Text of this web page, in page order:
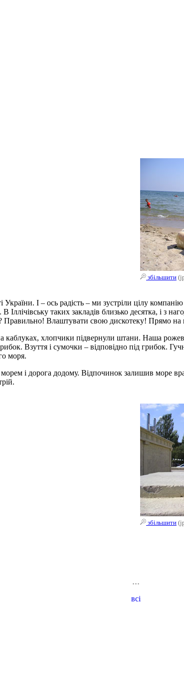
збільшити
І – ось радість – ми зустріли цілу
Іллічівську таких закладів близько десятка, і з
Правильно! Влаштувати свою дискотеку! Прямо на
хлопчики підвернули штани. Наша
Взуття і сумочки – відповідно під грибок.
моря.
і дорога додому. Відпочинок залишив море
збільшити
...
всі